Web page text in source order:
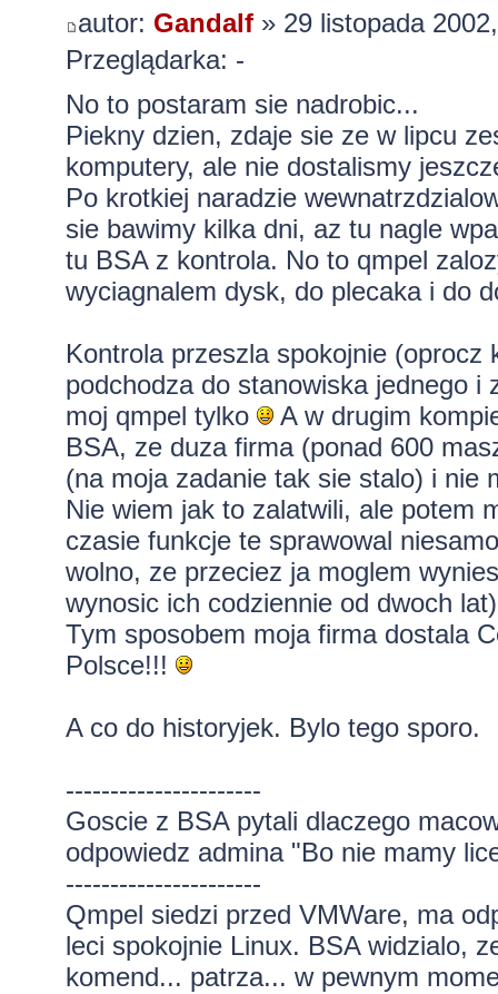
autor: Gandalf» 29 listopada
Przeglądarka: -
No to postaram sie nadrobic...
Piekny dzien, zdaje sie ze w lipcu
komputery, ale nie dostalismy
Po krotkiej naradzie
sie bawimy kilka dni, az tu nagle
tu BSA z kontrola. No to qmpel
wyciagnalem dysk, do plecaka i do
Kontrola przeszla spokojnie
podchodza do stanowiska jednego
moj qmpel tylko
A w drugim
BSA, ze duza firma (ponad 600
(na moja zadanie tak sie stalo) i nie
Nie wiem jak to zalatwili, ale potem
czasie funkcje te sprawowal
wolno, ze przeciez ja moglem
wynosic ich codziennie od dwoch
Tym sposobem moja firma dostala
Polsce!!!
A co do historyjek. Bylo tego sporo.
----------------------
Goscie z BSA pytali dlaczego
odpowiedz admina "Bo nie mamy
----------------------
Qmpel siedzi przed VMWare, ma
leci spokojnie Linux. BSA widzialo,
komend... patrza... w pewnym